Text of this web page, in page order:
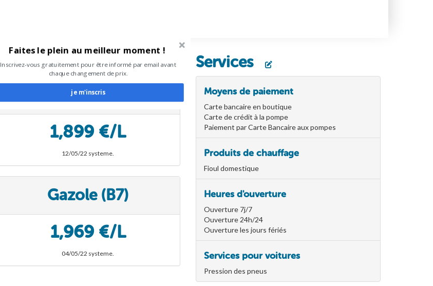
Sans Plomb 95 (E5)
1,899 €/L
12/05/22 systeme.
Gazole (B7)
1,969 €/L
04/05/22 systeme.
Services
Moyens de paiement
Carte bancaire en boutique
Carte de crédit à la pompe
Paiement par Carte Bancaire aux pompes
Produits de chauffage
Fioul domestique
Heures d'ouverture
Ouverture 7j/7
Ouverture 24h/24
Ouverture les jours fériés
Services pour voitures
Pression des pneus
Faites le plein au meilleur moment !
Inscrivez-vous gratuitement pour être informé par email avant
chaque changement de prix.
je m'inscris